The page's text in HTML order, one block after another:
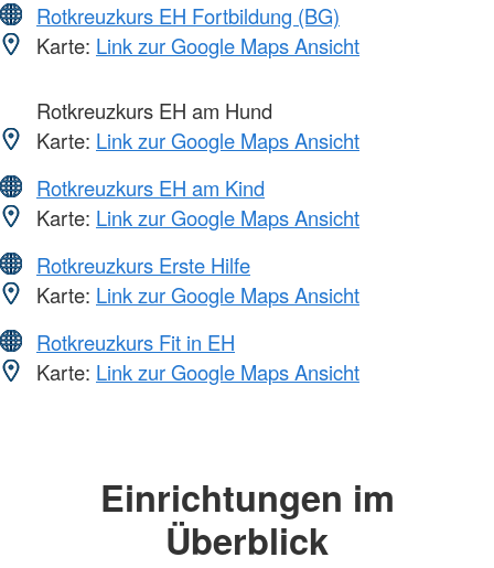
Rotkreuzkurs EH Fortbildung (BG)
Karte: Link zur Google Maps Ansicht
Rotkreuzkurs EH am Hund
Karte: Link zur Google Maps Ansicht
Rotkreuzkurs EH am Kind
Karte: Link zur Google Maps Ansicht
Rotkreuzkurs Erste Hilfe
Karte: Link zur Google Maps Ansicht
Rotkreuzkurs Fit in EH
Karte: Link zur Google Maps Ansicht
Einrichtungen im
Überblick